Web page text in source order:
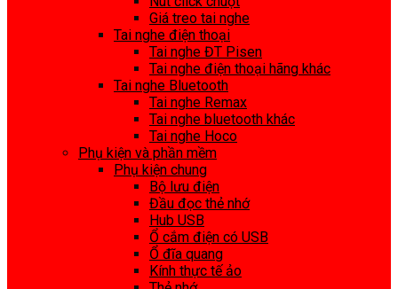
Giá treo tai nghe
Tai nghe điện thoại
Tai nghe ĐT Pisen
Tai nghe điện thoại hãng khác
Tai nghe Bluetooth
Tai nghe Remax
Tai nghe bluetooth khác
Tai nghe Hoco
Phụ kiện và phần mềm
Phụ kiện chung
Bộ lưu điện
Đầu đọc thẻ nhớ
Hub USB
Ổ cắm điện có USB
Ổ đĩa quang
Kính thực tế ảo